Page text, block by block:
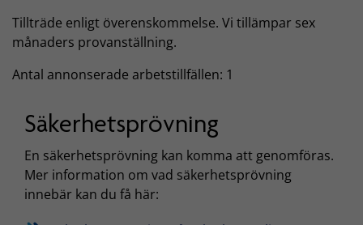
Tillträde enligt överenskommelse. Vi tillämpar sex
månaders provanställning.
Antal annonserade arbetstillfällen: 1
Säkerhetsprövning
En säkerhetsprövning kan komma att genomföras.
Mer information om vad säkerhetsprövning
innebär kan du få här: